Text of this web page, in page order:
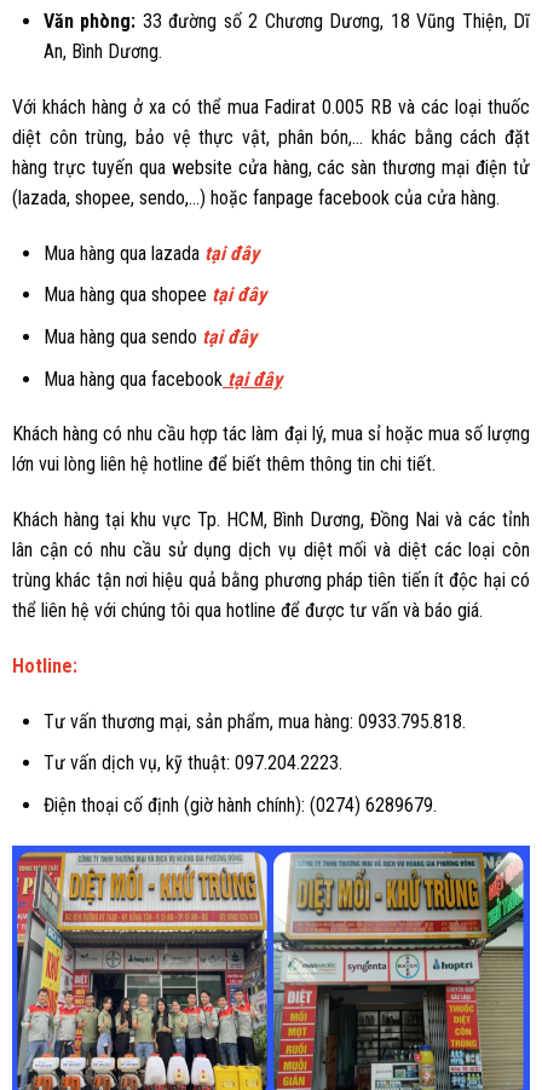
Văn phòng: 33 đường số 2 Chương Dương, 18 Vũng Thiện, Dĩ
An, Bình Dương.
Với khách hàng ở xa có thể mua Fadirat 0.005 RBvà các loại thuốc
diệt côn trùng, bảo vệ thực vật, phân bón,… khác bằng cách đặt
hàng trực tuyến qua website cửa hàng, các sàn thương mại điện tử
(lazada, shopee, sendo,...) hoặc fanpage facebook của cửa hàng.
Mua hàng qua lazada tại đây
Mua hàng qua shopee tại đây
Mua hàng qua sendo tại đây
Mua hàng qua facebook tại đây
Khách hàng có nhu cầu hợp tác làm đại lý, mua sỉ hoặc mua số lượng
lớn vui lòng liên hệ hotline để biết thêm thông tin chi tiết.
Khách hàng tại khu vực Tp. HCM, Bình Dương, Đồng Nai và các tỉnh
lân cận có nhu cầu sử dụng dịch vụ diệt mối và diệt các loại côn
trùng khác tận nơi hiệu quả bằng phương pháp tiên tiến ít độc hại có
thể liên hệ với chúng tôi qua hotline để được tư vấn và báo giá.
Hotline:
Tư vấn thương mại, sản phẩm, mua hàng: 0933.795.818.
Tư vấn dịch vụ, kỹ thuật: 097.204.2223.
Điện thoại cố định (giờ hành chính): (0274) 6289679.